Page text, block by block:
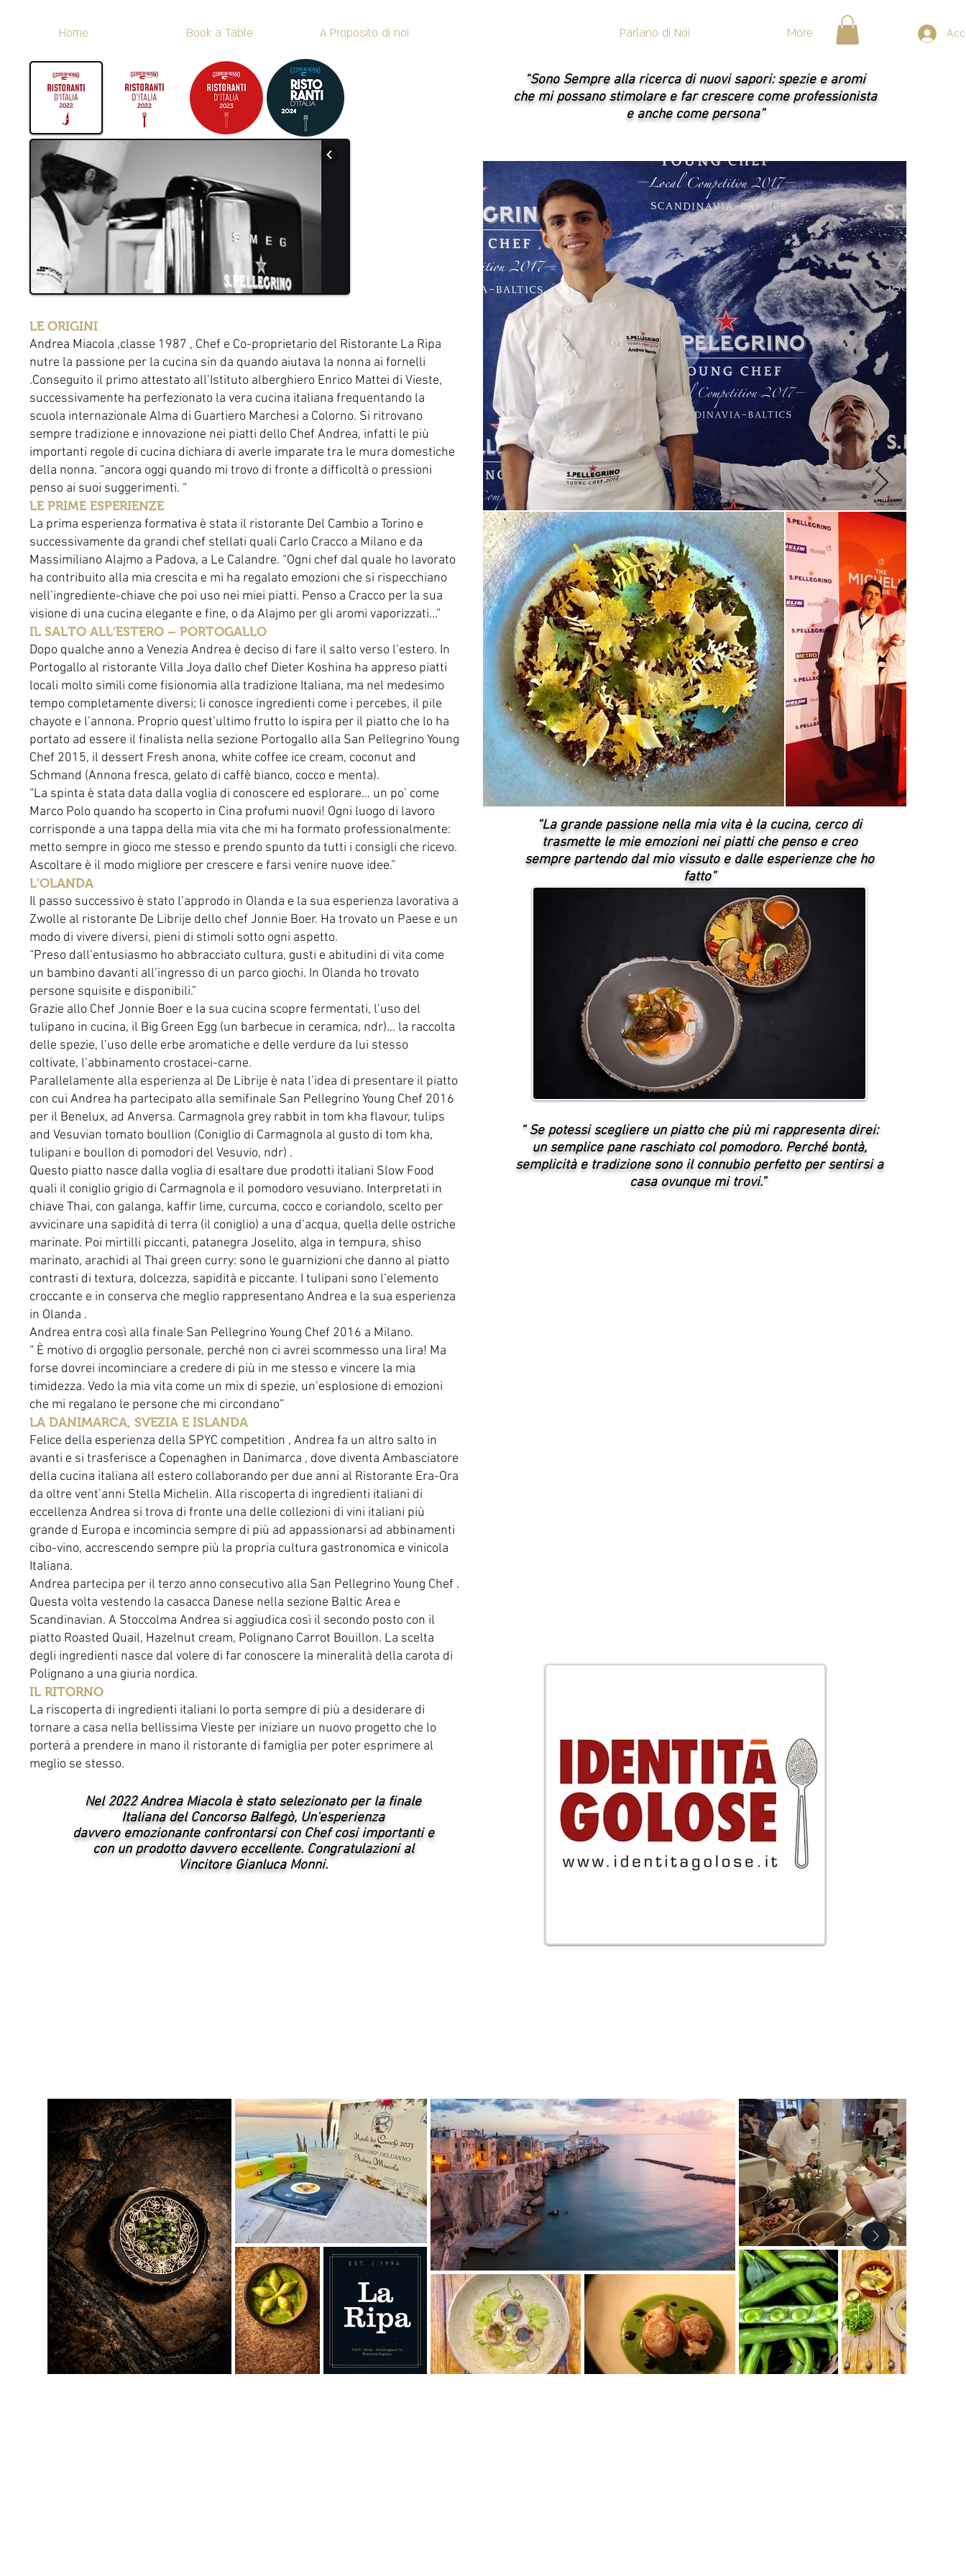
Home Book a Table A Proposito di noi Parlano di Noi More
LE ORIGINI
Andrea Miacola ,classe 1987 , Chef e Co-proprietario del Ristorante La Ripa
nutre la passione per la cucina sin da quando aiutava la nonna ai fornelli
.Conseguito il primo attestato all’Istituto alberghiero Enrico Mattei di Vieste,
successivamente ha perfezionato la vera cucina italiana frequentando la
scuola internazionale Alma di Guartiero Marchesi a Colorno. Si ritrovano
sempre tradizione e innovazione nei piatti dello Chef Andrea, infatti le più
importanti regole di cucina dichiara di averle imparate tra le mura domestiche
della nonna. “ancora oggi quando mi trovo di fronte a difficoltà o pressioni
penso ai suoi suggerimenti. “
LE PRIME ESPERIENZE
La prima esperienza formativa è stata il ristorante Del Cambio a Torino e
successivamente da grandi chef stellati quali Carlo Cracco a Milano e da
Massimiliano Alajmo a Padova, a Le Calandre. “Ogni chef dal quale ho lavorato
ha contribuito alla mia crescita e mi ha regalato emozioni che si rispecchiano
nell’ingrediente-chiave che poi uso nei miei piatti. Penso a Cracco per la sua
visione di una cucina elegante e fine, o da Alajmo per gli aromi vaporizzati...”
IL SALTO ALL’ESTERO – PORTOGALLO
Dopo qualche anno a Venezia Andrea è deciso di fare il salto verso l’estero. In
Portogallo al ristorante Villa Joya dallo chef Dieter Koshina ha appreso piatti
locali molto simili come fisionomia alla tradizione Italiana, ma nel medesimo
tempo completamente diversi; li conosce ingredienti come i percebes, il pile
chayote e l’annona. Proprio quest’ultimo frutto lo ispira per il piatto che lo ha
portato ad essere il finalista nella sezione Portogallo alla San Pellegrino Young
Chef 2015, il dessert Fresh anona, white coffee ice cream, coconut and
Schmand (Annona fresca, gelato di caffè bianco, cocco e menta).
“La spinta è stata data dalla voglia di conoscere ed esplorare… un po’ come
Marco Polo quando ha scoperto in Cina profumi nuovi! Ogni luogo di lavoro
corrisponde a una tappa della mia vita che mi ha formato professionalmente:
metto sempre in gioco me stesso e prendo spunto da tutti i consigli che ricevo.
Ascoltare è il modo migliore per crescere e farsi venire nuove idee.”
L’OLANDA
Il passo successivo è stato l’approdo in Olanda e la sua esperienza lavorativa a
Zwolle al ristorante De Librije dello chef Jonnie Boer. Ha trovato un Paese e un
modo di vivere diversi, pieni di stimoli sotto ogni aspetto.
“Preso dall’entusiasmo ho abbracciato cultura, gusti e abitudini di vita come
un bambino davanti all’ingresso di un parco giochi. In Olanda ho trovato
persone squisite e disponibili.”
Grazie allo Chef Jonnie Boer e la sua cucina scopre fermentati, l’uso del
tulipano in cucina, il Big Green Egg (un barbecue in ceramica, ndr)... la raccolta
delle spezie, l’uso delle erbe aromatiche e delle verdure da lui stesso
coltivate, l’abbinamento crostacei-carne.
Parallelamente alla esperienza al De Librije è nata l’idea di presentare il piatto
con cui Andrea ha partecipato alla semifinale San Pellegrino Young Chef 2016
per il Benelux, ad Anversa. Carmagnola grey rabbit in tom kha flavour, tulips
and Vesuvian tomato boullion (Coniglio di Carmagnola al gusto di tom kha,
tulipani e boullon di pomodori del Vesuvio, ndr) .
Questo piatto nasce dalla voglia di esaltare due prodotti italiani Slow Food
quali il coniglio grigio di Carmagnola e il pomodoro vesuviano. Interpretati in
chiave Thai, con galanga, kaffir lime, curcuma, cocco e coriandolo, scelto per
avvicinare una sapidità di terra (il coniglio) a una d’acqua, quella delle ostriche
marinate. Poi mirtilli piccanti, patanegra Joselito, alga in tempura, shiso
marinato, arachidi al Thai green curry: sono le guarnizioni che danno al piatto
contrasti di textura, dolcezza, sapidità e piccante. I tulipani sono l’elemento
croccante e in conserva che meglio rappresentano Andrea e la sua esperienza
in Olanda .
Andrea entra così alla finale San Pellegrino Young Chef 2016 a Milano.
“ È motivo di orgoglio personale, perché non ci avrei scommesso una lira! Ma
forse dovrei incominciare a credere di più in me stesso e vincere la mia
timidezza. Vedo la mia vita come un mix di spezie, un’esplosione di emozioni
che mi regalano le persone che mi circondano”
LA DANIMARCA, SVEZIA E ISLANDA
Felice della esperienza della SPYC competition , Andrea fa un altro salto in
avanti e si trasferisce a Copenaghen in Danimarca , dove diventa Ambasciatore
della cucina italiana all estero collaborando per due anni al Ristorante Era-Ora
da oltre vent’anni Stella Michelin. Alla riscoperta di ingredienti italiani di
eccellenza Andrea si trova di fronte una delle collezioni di vini italiani più
grande d Europa e incomincia sempre di più ad appassionarsi ad abbinamenti
cibo-vino, accrescendo sempre più la propria cultura gastronomica e vinicola
Italiana.
Andrea partecipa per il terzo anno consecutivo alla San Pellegrino Young Chef .
Questa volta vestendo la casacca Danese nella sezione Baltic Area e
Scandinavian. A Stoccolma Andrea si aggiudica così il secondo posto con il
piatto Roasted Quail, Hazelnut cream, Polignano Carrot Bouillon. La scelta
degli ingredienti nasce dal volere di far conoscere la mineralità della carota di
Polignano a una giuria nordica.
IL RITORNO
La riscoperta di ingredienti italiani lo porta sempre di più a desiderare di
tornare a casa nella bellissima Vieste per iniziare un nuovo progetto che lo
porterà a prendere in mano il ristorante di famiglia per poter esprimere al
meglio se stesso.
Nel 2022 Andrea Miacola è stato selezionato per la finale
Italiana del Concorso Balfegò, Un'esperienza
davvero emozionante confrontarsi con Chef cosi importanti e
con un prodotto davvero eccellente. Congratulazioni al
Vincitore Gianluca Monni.
“Sono Sempre alla ricerca di nuovi sapori: spezie e aromi
che mi possano stimolare e far crescere come professionista
e anche come persona”
“La grande passione nella mia vita è la cucina, cerco di
trasmette le mie emozioni nei piatti che penso e creo
sempre partendo dal mio vissuto e dalle esperienze che ho
fatto”
“ Se potessi scegliere un piatto che più mi rappresenta direi:
un semplice pane raschiato col pomodoro. Perché bontà,
semplicità e tradizione sono il connubio perfetto per sentirsi a
casa ovunque mi trovi.”